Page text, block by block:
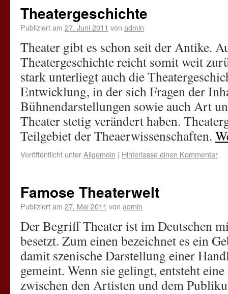
Theatergeschichte
Publiziert am 27. Juni 2011 von admin
Theater gibt es schon seit der Antike.
Theatergeschichte reicht somit weit
stark unterliegt auch die
Entwicklung, in der sich Fragen der
Bühnendarstellungen sowie auch Art
Theater stetig verändert haben.
Teilgebiet der Theaerwissenschaften.
Veröffentlicht unterAllgemein | Hinterlasse einen Kommentar
Famose Theaterwelt
Publiziert am 27. Mai 2011 von admin
Der Begriff Theater ist im Deutschen
besetzt. Zum einen bezeichnet es ein
damit szenische Darstellung einer
gemeint. Wenn sie gelingt, entsteht
zwischen den Artisten und dem